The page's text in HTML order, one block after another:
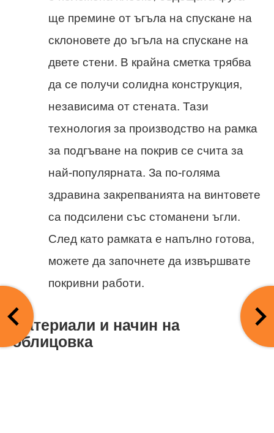
ще премине от ъгъла на спускане на
склоновете до ъгъла на спускане на
двете стени. В крайна сметка трябва
да се получи солидна конструкция,
независима от стената. Тази
технология за производство на рамка
за подгъване на покрив се счита за
най-популярната. За по-голяма
здравина закрепванията на винтовете
са подсилени със стоманени ъгли.
След като рамката е напълно готова,
можете да започнете да извършвате
покривни работи.
Материали и начин на
облицовка